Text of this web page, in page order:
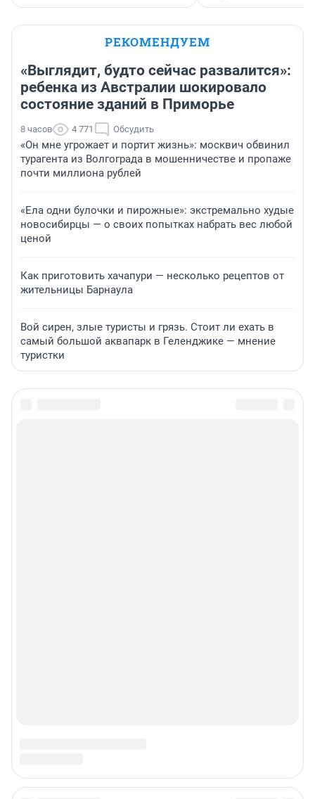
РЕКОМЕНДУЕМ
«Выглядит, будто сейчас развалится»:
ребенка из Австралии шокировало
состояние зданий в Приморье
8 часов 4 771 Обсудить
«Он мне угрожает и портит жизнь»: москвич обвинил
турагента из Волгограда в мошенничестве и пропаже
почти миллиона рублей
«Ела одни булочки и пирожные»: экстремально худые
новосибирцы — о своих попытках набрать вес любой
ценой
Как приготовить хачапури — несколько рецептов от
жительницы Барнаула
Вой сирен, злые туристы и грязь. Стоит ли ехать в
самый большой аквапарк в Геленджике — мнение
туристки